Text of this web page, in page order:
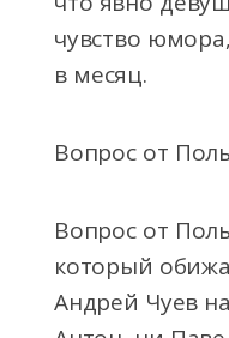
чувство
в месяц.
Вопрос от
Вопрос от
который
Андрей Чуев